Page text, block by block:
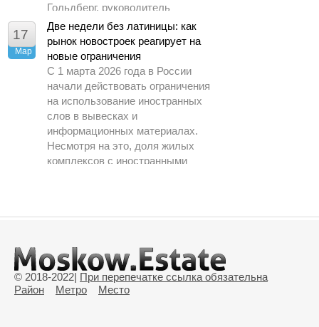
Гольдберг, руководитель
аналитического центра ДОМ.РФ.
17
Мар
Две недели без латиницы: как
рынок новостроек реагирует на
новые ограничения
С 1 марта 2026 года в России
начали действовать ограничения
на использование иностранных
слов в вывесках и
информационных материалах.
Несмотря на это, доля жилых
комплексов с иностранными
сообщили в пресс службе ЕРЗ.РФ
© 2018-2022| При перепечатке ссылка обязательна
Район
Метро Место